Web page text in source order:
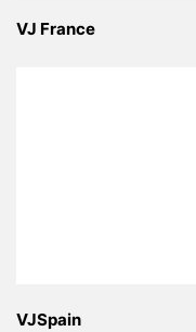
VJ France
VJSpain